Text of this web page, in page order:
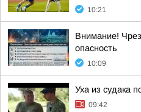
10:21
Внимание!
опасность
10:09
Уха из судака
09:42